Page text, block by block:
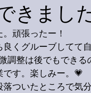
きました
頑張ったー！
良くグルーブしてて
調整は後でもできる
す。楽しみー。💗
ついたところで気